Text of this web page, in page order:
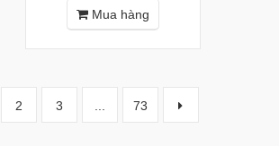
Mua hàng
2 3 73